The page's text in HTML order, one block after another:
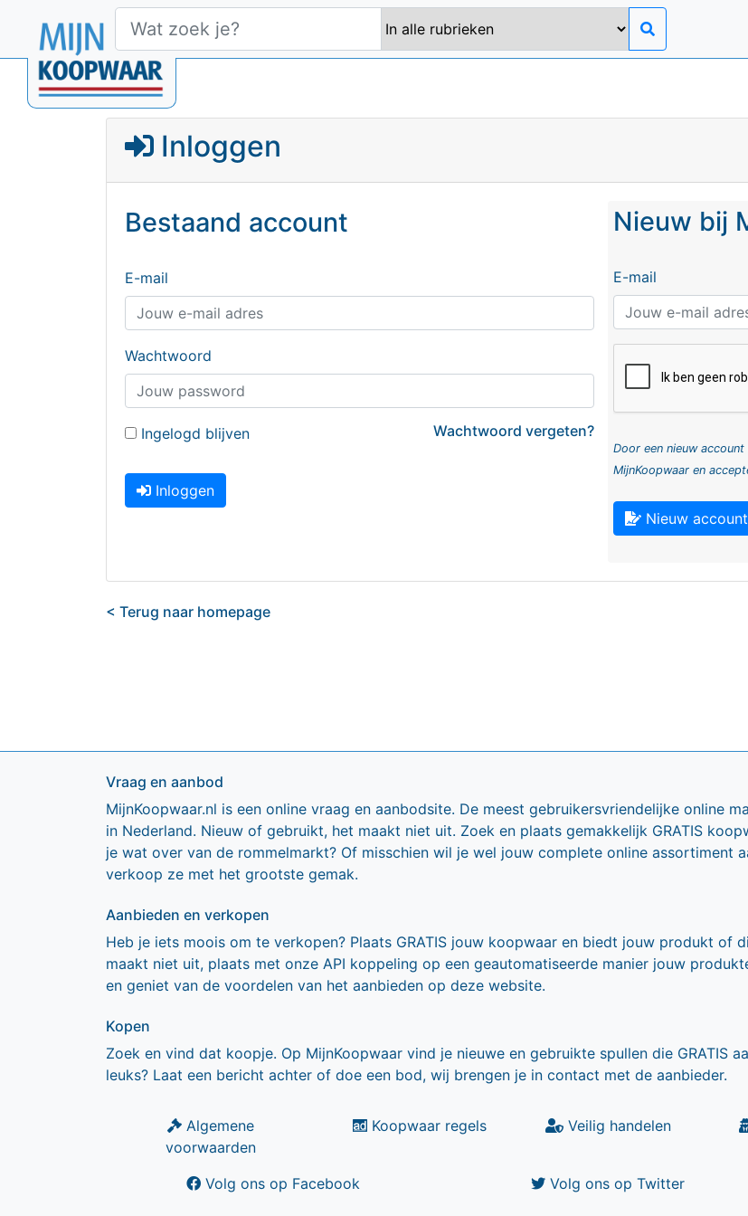
Inloggen
Bestaand account
E-mail
Wachtwoord
Wachtwoord vergeten?
Ingelogd blijven
Inloggen
Nieuw bij
E-mail
Door een nieuw
MijnKoopwaar en
Nieuw
< Terug naar homepage
Vraag en aanbod
MijnKoopwaar.nl is een online vraag en aanbodsite. De meest gebruikersvriendelijke online
in Nederland. Nieuw of gebruikt, het maakt niet uit. Zoek en plaats gemakkelijk GRATIS
je wat over van de rommelmarkt? Of misschien wil je wel jouw complete online assortiment
verkoop ze met het grootste gemak.
Aanbieden en verkopen
Heb je iets moois om te verkopen? Plaats GRATIS jouw koopwaar en biedt jouw produkt of
maakt niet uit, plaats met onze API koppeling op een geautomatiseerde manier jouw
en geniet van de voordelen van het aanbieden op deze website.
Kopen
Zoek en vind dat koopje. Op MijnKoopwaar vind je nieuwe en gebruikte spullen die GRATIS
leuks? Laat een bericht achter of doe een bod, wij brengen je in contact met de aanbieder.
Algemene
voorwaarden
Koopwaar regels Veilig handelen
Volg ons op Facebook Volg ons op Twitter